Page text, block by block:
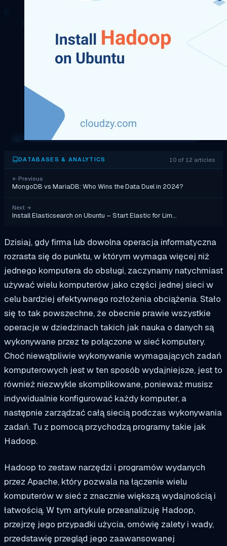
DATABASES & ANALYTICS 10 of 12 articles
← Previous
MongoDB vs MariaDB: Who Wins the Data Duel in 2024?
Next →
Install Elasticsearch on Ubuntu – Start Elastic for Lim…
Dzisiaj, gdy firma lub dowolna operacja informatyczna
rozrasta się do punktu, w którym wymaga więcej niż
jednego komputera do obsługi, zaczynamy natychmiast
używać wielu komputerów jako części jednej sieci w
celu bardziej efektywnego rozłożenia obciążenia. Stało
się to tak powszechne, że obecnie prawie wszystkie
operacje w dziedzinach takich jak nauka o danych są
wykonywane przez te połączone w sieć komputery.
Choć niewątpliwie wykonywanie wymagających zadań
komputerowych jest w ten sposób wydajniejsze, jest to
również niezwykle skomplikowane, ponieważ musisz
indywidualnie konfigurować każdy komputer, a
następnie zarządzać całą siecią podczas wykonywania
zadań. Tu z pomocą przychodzą programy takie jak
Hadoop.
Hadoop to zestaw narzędzi i programów wydanych
przez Apache, który pozwala na łączenie wielu
komputerów w sieć z znacznie większą wydajnością i
łatwością. W tym artykule przeanalizuję Hadoop,
przejrzę jego przypadki użycia, omówię zalety i wady,
przedstawię przegląd jego zaawansowanej